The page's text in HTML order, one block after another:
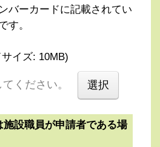
バーカードに記載されてい
す。
イズ: 10MB)
ください。
施設職員が申請者である場